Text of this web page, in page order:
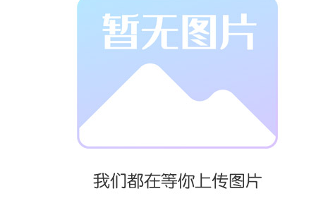
吸湿性。
氧化钙操作处
置注意事项：